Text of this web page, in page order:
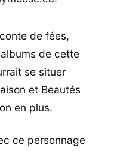
de fées,
de cette
se situer
et Beautés
en plus.
ce personnage